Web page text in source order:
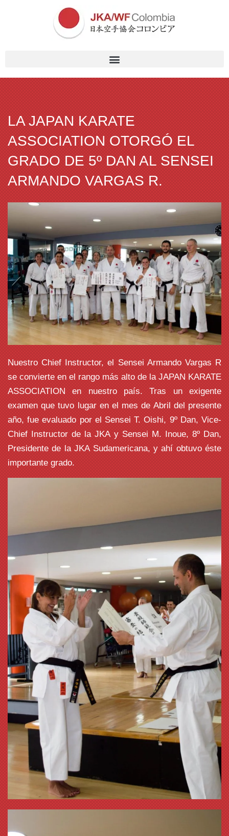
LA JAPAN KARATE
ASSOCIATION OTORGÓ EL
GRADO DE 5º DAN AL SENSEI
ARMANDO VARGAS R.
Nuestro Chief Instructor, el Sensei Armando Vargas R
se convierte en el rango más alto de la JAPAN KARATE
ASSOCIATION en nuestro país. Tras un exigente
examen que tuvo lugar en el mes de Abril del presente
año, fue evaluado por el Sensei T. Oishi, 9º Dan, Vice-
Chief Instructor de la JKA y Sensei M. Inoue, 8º Dan,
Presidente de la JKA Sudamericana, y ahí obtuvo éste
importante grado.